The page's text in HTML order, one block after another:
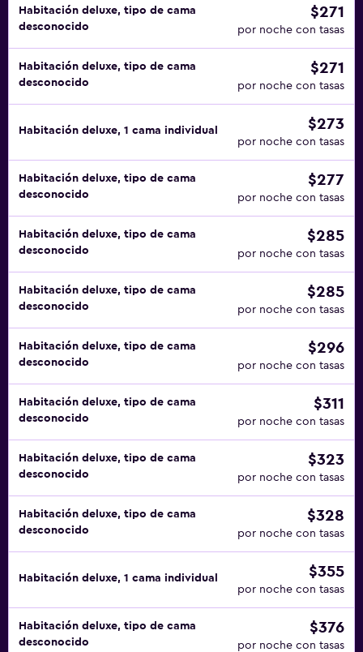
Habitación deluxe, tipo de cama
desconocido
$271
por noche con tasas
Habitación deluxe, tipo de cama
desconocido
$271
por noche con tasas
Habitación deluxe, 1 cama individual $273
por noche con tasas
Habitación deluxe, tipo de cama
desconocido
$277
por noche con tasas
Habitación deluxe, tipo de cama
desconocido
$285
por noche con tasas
Habitación deluxe, tipo de cama
desconocido
$285
por noche con tasas
Habitación deluxe, tipo de cama
desconocido
$296
por noche con tasas
Habitación deluxe, tipo de cama
desconocido
$311
por noche con tasas
Habitación deluxe, tipo de cama
desconocido
$323
por noche con tasas
Habitación deluxe, tipo de cama
desconocido
$328
por noche con tasas
Habitación deluxe, 1 cama individual $355
por noche con tasas
Habitación deluxe, tipo de cama
desconocido
$376
por noche con tasas